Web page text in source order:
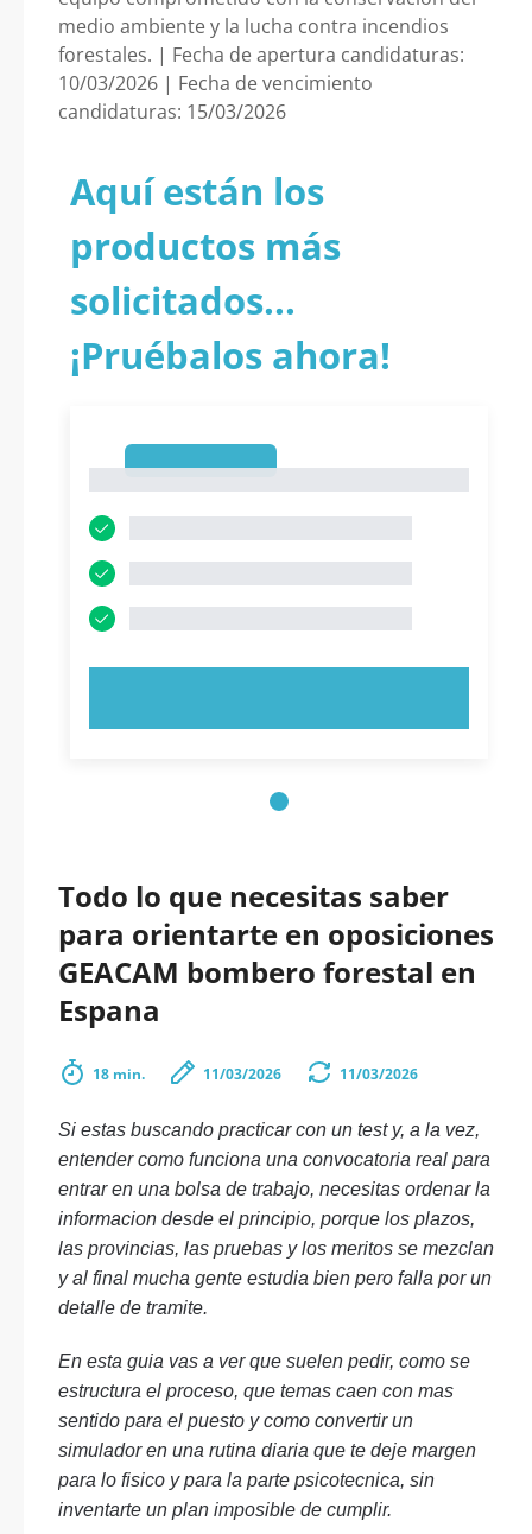
medio ambiente y la lucha contra incendios
forestales. | Fecha de apertura candidaturas:
10/03/2026 | Fecha de vencimiento
candidaturas: 15/03/2026
Aquí están los
productos más
solicitados...
¡Pruébalos ahora!
Todo lo que necesitas saber
para orientarte en oposiciones
GEACAM bombero forestal en
Espana
18 min. 11/03/2026 11/03/2026
Si estas buscando practicar con un test y, a la vez,
entender como funciona una convocatoria real para
entrar en una bolsa de trabajo, necesitas ordenar la
informacion desde el principio, porque los plazos,
las provincias, las pruebas y los meritos se mezclan
y al final mucha gente estudia bien pero falla por un
detalle de tramite.
En esta guia vas a ver que suelen pedir, como se
estructura el proceso, que temas caen con mas
sentido para el puesto y como convertir un
simulador en una rutina diaria que te deje margen
para lo fisico y para la parte psicotecnica, sin
inventarte un plan imposible de cumplir.